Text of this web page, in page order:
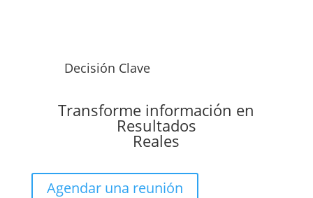
Decisión Clave
Transforme información en
Resultados
Reales
Agendar una reunión